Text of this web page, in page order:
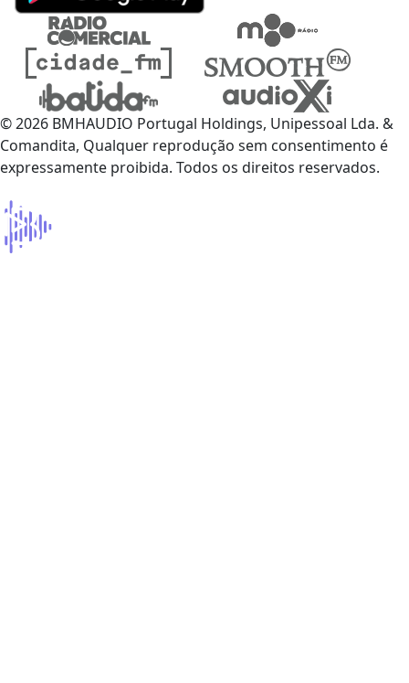
© 2026 BMHAUDIO Portugal Holdings, Unipessoal Lda. &
Comandita, Qualquer reprodução sem consentimento é
expressamente proibida. Todos os direitos reservados.